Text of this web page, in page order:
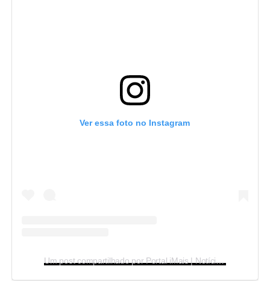
Ver essa foto no Instagram
Um post compartilhado por Portal iMais | Notícias de Indaiatuba (@imaisonline)